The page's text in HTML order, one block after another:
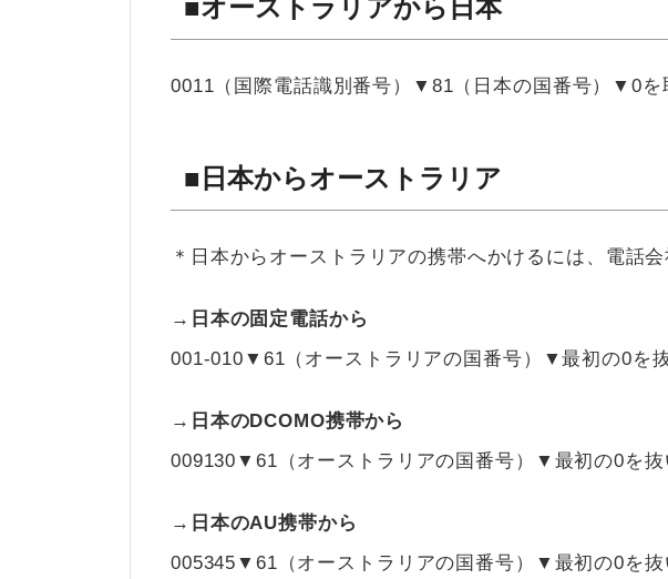
■オーストラリアから日本
0011（国際電話識別番号）▼81（日本の国番号）▼0を
■日本からオーストラリア
＊日本からオーストラリアの携帯へかけるには、電話会
→日本の固定電話から
001-010▼61（オーストラリアの国番号）▼最初の0を
→日本のDCOMO携帯から
009130▼61（オーストラリアの国番号）▼最初の0を抜
→日本のAU携帯から
005345▼61（オーストラリアの国番号）▼最初の0を抜